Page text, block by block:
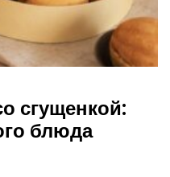
сгущенкой:
блюда